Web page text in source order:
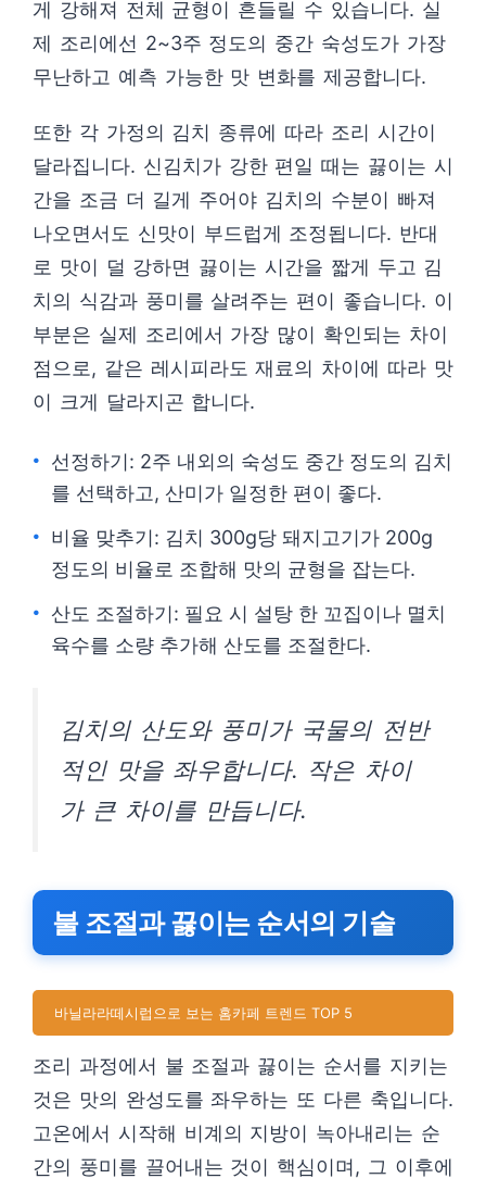
게 강해져 전체 균형이 흔들릴 수 있습니다. 실
제 조리에선 2~3주 정도의 중간 숙성도가 가장
무난하고 예측 가능한 맛 변화를 제공합니다.
또한 각 가정의 김치 종류에 따라 조리 시간이
달라집니다. 신김치가 강한 편일 때는 끓이는 시
간을 조금 더 길게 주어야 김치의 수분이 빠져
나오면서도 신맛이 부드럽게 조정됩니다. 반대
로 맛이 덜 강하면 끓이는 시간을 짧게 두고 김
치의 식감과 풍미를 살려주는 편이 좋습니다. 이
부분은 실제 조리에서 가장 많이 확인되는 차이
점으로, 같은 레시피라도 재료의 차이에 따라 맛
이 크게 달라지곤 합니다.
선정하기: 2주 내외의 숙성도 중간 정도의 김치
를 선택하고, 산미가 일정한 편이 좋다.
비율 맞추기: 김치 300g당 돼지고기가 200g
정도의 비율로 조합해 맛의 균형을 잡는다.
산도 조절하기: 필요 시 설탕 한 꼬집이나 멸치
육수를 소량 추가해 산도를 조절한다.
김치의 산도와 풍미가 국물의 전반
적인 맛을 좌우합니다. 작은 차이
가 큰 차이를 만듭니다.
불 조절과 끓이는 순서의 기술
바닐라라떼시럽으로 보는 홈카페 트렌드 TOP 5
조리 과정에서 불 조절과 끓이는 순서를 지키는
것은 맛의 완성도를 좌우하는 또 다른 축입니다.
고온에서 시작해 비계의 지방이 녹아내리는 순
간의 풍미를 끌어내는 것이 핵심이며, 그 이후에